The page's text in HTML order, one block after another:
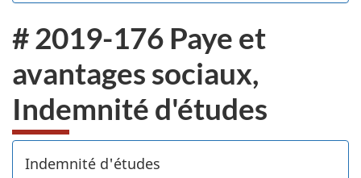
veux
pas
au
sondage
du
site
web,
# 2019-176 Paye et
avantages sociaux,
Indemnité d'études
Indemnité d'études